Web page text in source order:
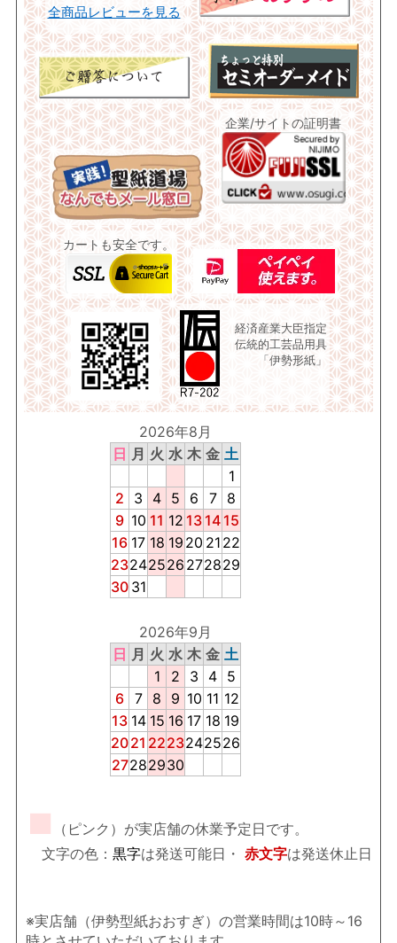
全商品レビューを見る
企業/サイトの証明書
カートも安全です。
経済産業大臣指定
伝統的工芸品用具
「伊勢形紙」
2026年8月
日 月 火 水 木 金 土
1
2
3 4 5 6 7
8
9 10 11 12 13 14 15
16 17 18 19 20 21 22
23242526 272829
30 31
2026年9月
日 月 火 水 木 金 土
1
2 3 4 5
6 7 8 9 10 11 12
13 14 15 16 17 18 19
2021 2223242526
27282930
■
（ピンク）が実店舗の休業予定日です。
文字の色： 黒字は発送可能日・ 赤文字は発送休止日
※実店舗（伊勢型紙おおすぎ）の営業時間は10時～16